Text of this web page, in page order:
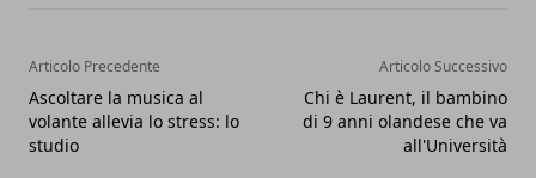
Articolo Precedente
Ascoltare la musica al
volante allevia lo stress: lo
studio
Articolo Successivo
Chi è Laurent, il bambino
di 9 anni olandese che va
all'Università